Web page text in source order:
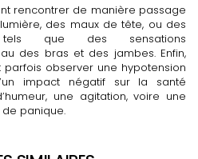
rencontrer de manière passage
des maux de tête, ou des
tels que des sensations
des bras et des jambes. Enfin,
observer une hypotension
impact négatif sur la santé
une agitation, voire une
panique.